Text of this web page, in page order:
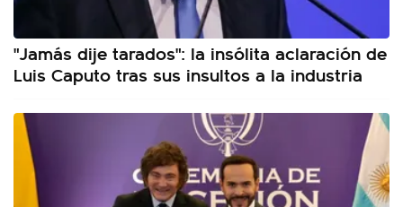
"Jamás dije tarados": la insólita aclaración de
Luis Caputo tras sus insultos a la industria